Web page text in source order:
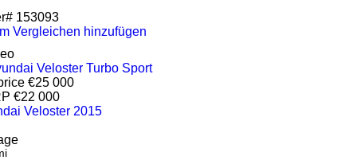
153093
Vergleichen hinzufügen
€25 000
€22 000
Veloster 2015